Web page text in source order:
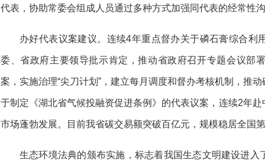
代表，协助常委会组成人员通过多种方式加强同代表的经常性
办好代表议案建议。连续4年重点督办关于磷石膏综合利
委、省政府主要领导批示肯定，推动省政府召开专题会议部
案，实施治理“尖刀计划”，建立每月调度和督办考核机制，推
于制定《湖北省气候投融资促进条例》的代表议案，连续2年
市场蓬勃发展。目前我省碳交易额突破百亿元，规模稳居全国
生态环境法典的颁布实施，标志着我国生态文明建设进